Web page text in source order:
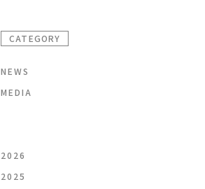
CATEGORY
NEWS
MEDIA
2026
2025